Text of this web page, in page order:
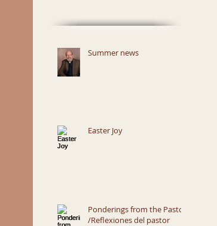
Summer news
Easter Joy
Ponderings from the Pastor
/Reflexiones del pastor